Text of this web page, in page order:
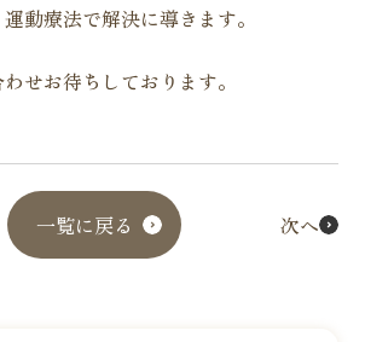
動療法で解決に導きます。
せお待ちしております。
一覧に戻る 次へ